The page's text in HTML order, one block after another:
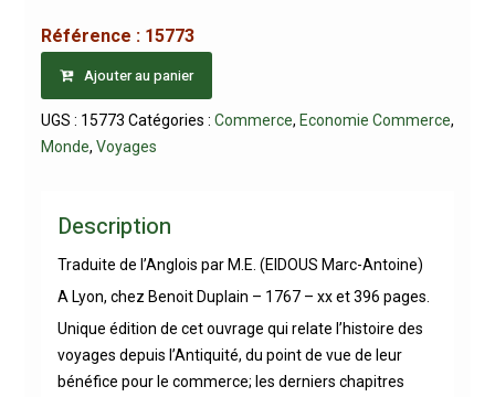
Référence : 15773
Ajouter au panier
UGS : 15773 Catégories : Commerce, Economie Commerce,
Monde, Voyages
Description
Traduite de l’Anglois par M.E. (EIDOUS Marc-Antoine)
A Lyon, chez Benoit Duplain – 1767 – xx et 396 pages.
Unique édition de cet ouvrage qui relate l’histoire des
voyages depuis l’Antiquité, du point de vue de leur
bénéfice pour le commerce; les derniers chapitres